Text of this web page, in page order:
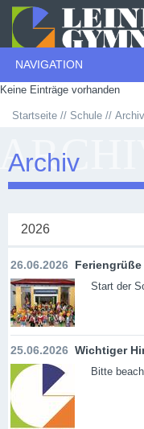
NAVIGATION
Keine Einträge vorhanden
Startseite Schule Archiv
Archiv
2026
26.06.2026
Start der
25.06.2026 Wichtiger
Bitte